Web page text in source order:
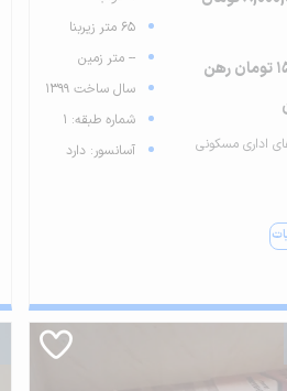
اداری مسکونی
65 متر زیربنا
-- متر زمین
سال ساخت 1399
شماره طبقه: 1
آسانسور: دارد